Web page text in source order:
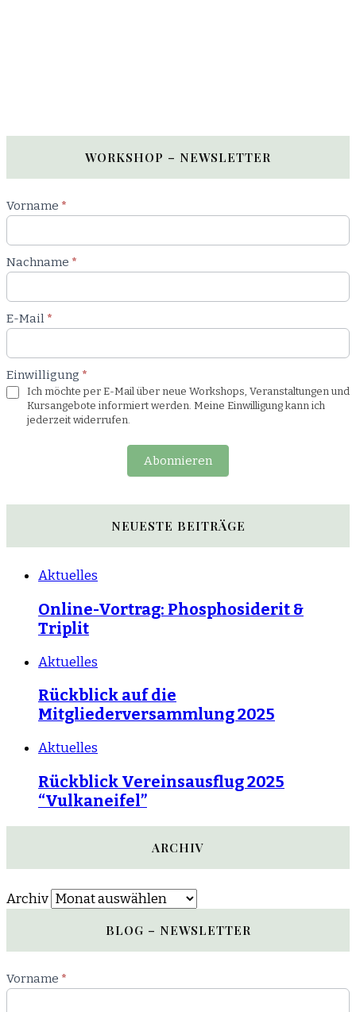
WORKSHOP – NEWSLETTER
Newsletter
Workshop
Vorname *
Nachname *
E-Mail *
Einwilligung *
Ich möchte per E-Mail über neue Workshops, Veranstaltungen und
Kursangebote informiert werden. Meine Einwilligung kann ich
jederzeit widerrufen.
Abonnieren
NEUESTE BEITRÄGE
Aktuelles
Online-Vortrag: Phosphosiderit &
Triplit
Aktuelles
Rückblick auf die
Mitgliederversammlung 2025
Aktuelles
Rückblick Vereinsausflug 2025
“Vulkaneifel”
ARCHIV
Archiv
BLOG – NEWSLETTER
Newsletter
Blog
Vorname *